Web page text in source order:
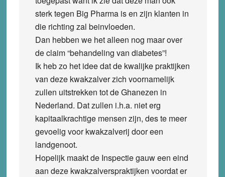
sterk tegen Big Pharma is en zijn klanten in
die richting zal beinvloeden.
Dan hebben we het alleen nog maar over
de claim “behandeling van diabetes”!
Ik heb zo het idee dat de kwalijke praktijken
van deze kwakzalver zich voornamelijk
zullen uitstrekken tot de Ghanezen in
Nederland. Dat zullen i.h.a. niet erg
kapitaalkrachtige mensen zijn, des te meer
gevoelig voor kwakzalverij door een
landgenoot.
Hopelijk maakt de Inspectie gauw een eind
aan deze kwakzalverspraktijken voordat er